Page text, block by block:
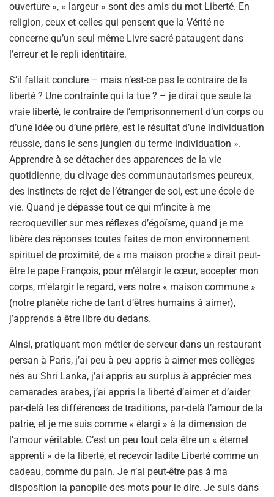
ouverture », « largeur » sont des amis du mot Liberté. En
religion, ceux et celles qui pensent que la Vérité ne
concerne qu’un seul même Livre sacré pataugent dans
l’erreur et le repli identitaire.
S’il fallait conclure – mais n’est-ce pas le contraire de la
liberté ? Une contrainte qui la tue ? – je dirai que seule la
vraie liberté, le contraire de l’emprisonnement d’un corps ou
d’une idée ou d’une prière, est le résultat d’une individuation
réussie, dans le sens jungien du terme individuation ».
Apprendre à se détacher des apparences de la vie
quotidienne, du clivage des communautarismes peureux,
des instincts de rejet de l’étranger de soi, est une école de
vie. Quand je dépasse tout ce qui m’incite à me
recroqueviller sur mes réflexes d’égoïsme, quand je me
libère des réponses toutes faites de mon environnement
spirituel de proximité, de « ma maison proche » dirait peut-
être le pape François, pour m’élargir le cœur, accepter mon
corps, m’élargir le regard, vers notre « maison commune »
(notre planète riche de tant d’êtres humains à aimer),
j’apprends à être libre du dedans.
Ainsi, pratiquant mon métier de serveur dans un restaurant
persan à Paris, j’ai peu à peu appris à aimer mes collèges
nés au Shri Lanka, j’ai appris au surplus à apprécier mes
camarades arabes, j’ai appris la liberté d’aimer et d’aider
par-delà les différences de traditions, par-delà l’amour de la
patrie, et je me suis comme « élargi » à la dimension de
l’amour véritable. C’est un peu tout cela être un « éternel
apprenti » de la liberté, et recevoir ladite Liberté comme un
cadeau, comme du pain. Je n’ai peut-être pas à ma
disposition la panoplie des mots pour le dire. Je suis dans